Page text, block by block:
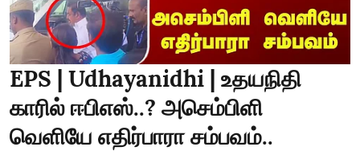
EPS | Udhayanidhi | உதயநிதி
காரில் ஈபிஎஸ்..? அசெம்பிளி
வெளியே எதிர்பாரா சம்பவம்..